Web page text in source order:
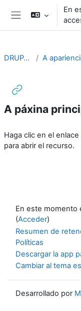
Salta al contenido
Panel lateral
En
DRUPAL10
A páxina
Haga clic en el enlace
para abrir el recurso.
En este momento
(Acceder)
Resumen de
Políticas
Descargar la app
Cambiar al tema
Desarrollado por